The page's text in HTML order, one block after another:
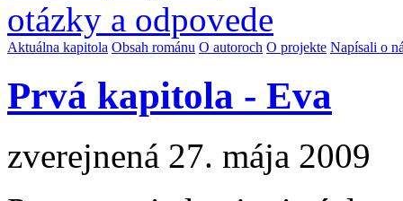
otázky a odpovede
Aktuálna kapitola Obsah románu O autoroch O projekte Napísali o
Prvá kapitola - Eva
zverejnená 27. mája 2009